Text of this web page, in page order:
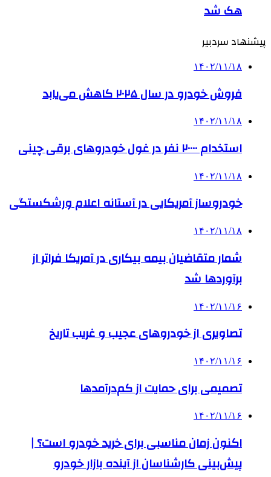
هک شد
پیشنهاد سردبیر
۱۴۰۲/۱۱/۱۸
فروش خودرو در سال ۲۰۲۵ کاهش می‌یابد
۱۴۰۲/۱۱/۱۸
استخدام ۲۰۰۰۰ نفر در غول خودروهای برقی چینی
۱۴۰۲/۱۱/۱۸
خودروساز آمریکایی در آستانه اعلام ورشکستگی
۱۴۰۲/۱۱/۱۸
شمار متقاضیان بیمه بیکاری در آمریکا فراتر از
برآوردها شد
۱۴۰۲/۱۱/۱۶
تصاویری از خودروهای عجیب و غریب تاریخ
۱۴۰۲/۱۱/۱۶
تصمیمی برای حمایت از کم‌درآمدها
۱۴۰۲/۱۱/۱۶
اکنون زمان مناسبی برای خرید خودرو است؟ |
پیش‌بینی کارشناسان از آینده بازار خودرو